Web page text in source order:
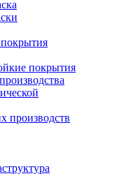
покрытия
производств